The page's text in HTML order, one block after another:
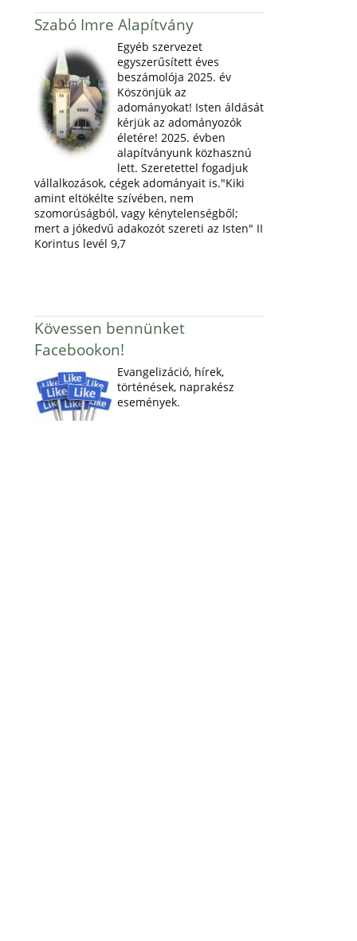
Szabó Imre Alapítvány
Egyéb szervezet
egyszerűsített éves
beszámolója 2025. év
Köszönjük az
adományokat! Isten áldását
kérjük az adományozók
életére! 2025. évben
alapítványunk közhasznú
lett. Szeretettel fogadjuk
vállalkozások, cégek adományait is."Kiki
amint eltökélte szívében, nem
szomorúságból, vagy kénytelenségből;
mert a jókedvű adakozót szereti az Isten" II
Korintus levél 9,7
Kövessen bennünket
Facebookon!
Evangelizáció, hírek,
történések, naprakész
események.